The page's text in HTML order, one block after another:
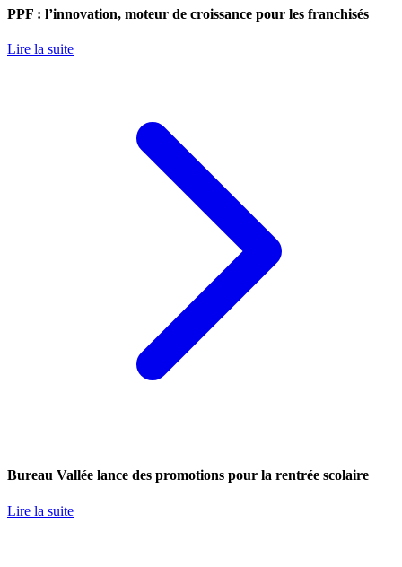
PPF : l’innovation, moteur de croissance pour les franchisés
Lire la suite
Bureau Vallée lance des promotions pour la rentrée scolaire
Lire la suite